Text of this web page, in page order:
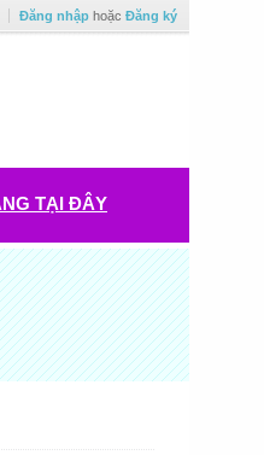
Đăng nhập hoặc Đăng ký
TẠI ĐÂY